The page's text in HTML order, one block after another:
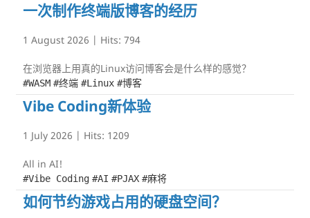
一次制作终端版博客的经历
1 August 2026 | Hits: 794
在浏览器上用真的Linux访问博客会是什么样的感觉？
#WASM #终端 #Linux #博客
Vibe Coding新体验
1 July 2026 | Hits: 1209
All in AI!
#Vibe Coding #AI #PJAX #麻将
如何节约游戏占用的硬盘空间？